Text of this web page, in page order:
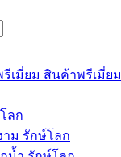
เมี่ยม สินค้าพรีเมี่ยม
ลก
ม รักษ์โลก